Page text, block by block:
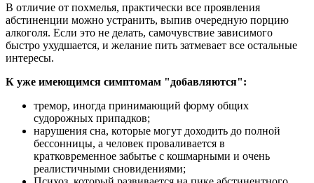
В отличие от похмелья, практически все проявления
абстиненции можно устранить, выпив очередную порцию
алкоголя. Если это не делать, самочувствие зависимого
быстро ухудшается, и желание пить затмевает все остальные
интересы.
К уже имеющимся симптомам "добавляются":
тремор, иногда принимающий форму общих
судорожных припадков;
нарушения сна, которые могут доходить до полной
бессонницы, а человек проваливается в
кратковременное забытье с кошмарными и очень
реалистичными сновидениями;